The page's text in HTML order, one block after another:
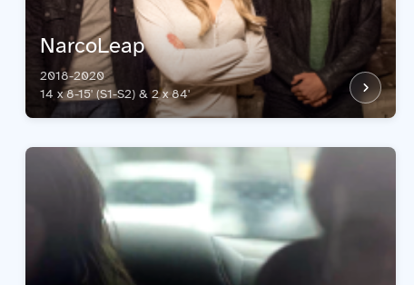
NarcoLeap
2018-2020
14 x 8-15' (S1-S2) & 2 x 84'